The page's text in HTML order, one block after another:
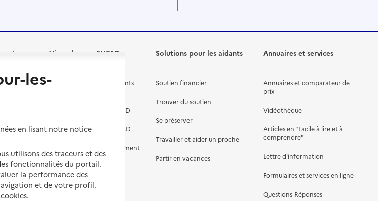
Vivre dans un EHPAD
Les différents établissements
Préparer l'entrée en EHPAD
Aides financières en EHPAD
Prévention, accompagnement
et soins
Comprendre les prix en
EHPAD
Solutions pour les aidants
Soutien financier
Trouver du soutien
Se préserver
Travailler et aider un proche
Partir en vacances
Annuaires et services
Annuaires et comparateur de
prix
Vidéothèque
Articles en "Facile à lire et à
comprendre"
Lettre d'information
Formulaires et services en ligne
Questions-Réponses
les-
en lisant notre notice
utilisons des traceurs et des
fonctionnalités du portail.
la performance des
et de votre profil.